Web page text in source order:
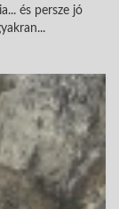
és persze jó